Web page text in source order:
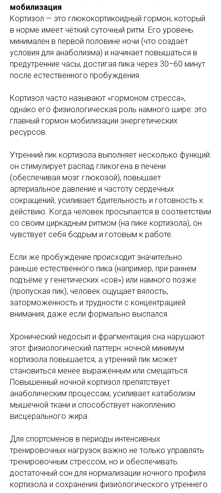
мобилизация
Кортизол — это глюкокортикоидный гормон, который
в норме имеет чёткий суточный ритм. Его уровень
минимален в первой половине ночи (что создаёт
условия для анаболизма) и начинает повышаться в
предутренние часы, достигая пика через 30–60 минут
после естественного пробуждения.
Кортизол часто называют «гормоном стресса»,
однако его физиологическая роль намного шире: это
главный гормон мобилизации энергетических
ресурсов.
Утренний пик кортизола выполняет несколько функций:
он стимулирует распад гликогена в печени
(обеспечивая мозг глюкозой), повышает
артериальное давление и частоту сердечных
сокращений, усиливает бдительность и готовность к
действию. Когда человек просыпается в соответствии
со своим циркадным ритмом (на пике кортизола), он
чувствует себя бодрым и готовым к работе.
Если же пробуждение происходит значительно
раньше естественного пика (например, при раннем
подъёме у генетических «сов») или намного позже
(пропуская пик), человек ощущает вялость,
заторможенность и трудности с концентрацией
внимания, даже если формально выспался.
Хронический недосып и фрагментация сна нарушают
этот физиологический паттерн: ночной минимум
кортизола повышается, а утренний пик может
становиться менее выраженным или смещаться.
Повышенный ночной кортизол препятствует
анаболическим процессам, усиливает катаболизм
мышечной ткани и способствует накоплению
висцерального жира.
Для спортсменов в периоды интенсивных
тренировочных нагрузок важно не только управлять
тренировочным стрессом, но и обеспечивать
достаточный сон для нормализации ночного профиля
кортизола и сохранения физиологического утреннего